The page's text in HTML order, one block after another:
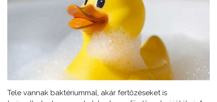
Tele vannak baktériummal, akár fertőzéseket is